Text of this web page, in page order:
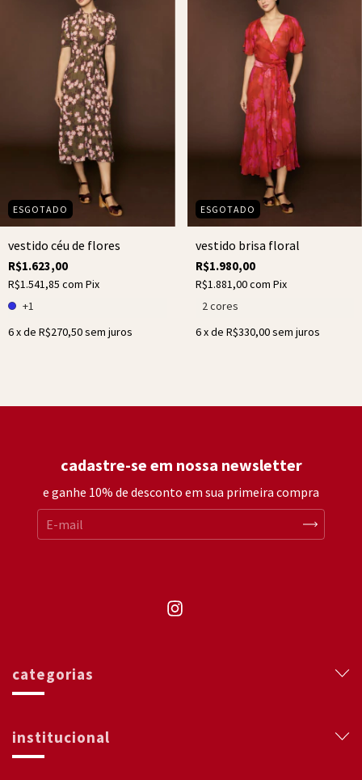
ESGOTADO
vestido céu de flores
R$1.623,00
R$1.541,85 com Pix
+1
6x de R$270,50sem juros
ESGOTADO
vestido brisa floral
R$1.980,00
R$1.881,00com Pix
2 cores
6x de R$330,00sem juros
cadastre-se em nossa newsletter
e ganhe 10% de desconto em sua primeira compra
categorias
institucional